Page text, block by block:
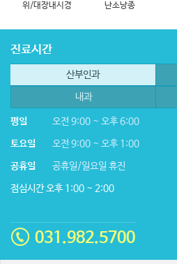
위/대장내시경 난소낭종
진료시간
산부인과
내과
평일
오전 9:00 ~ 오후 6:00
토요일
오전 9:00 ~ 오후 1:00
공휴일
공휴일/일요일 휴진
점심시간 오후 1:00 ~ 2:00
031.982.5700